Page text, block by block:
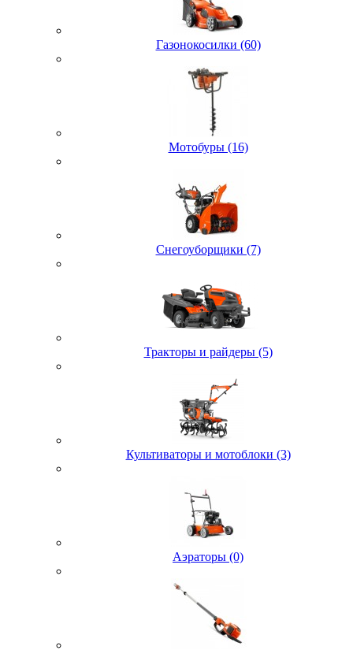
Газонокосилки (60)
Мотобуры (16)
Снегоуборщики (7)
Тракторы и райдеры (5)
Культиваторы и мотоблоки (3)
Аэраторы (0)